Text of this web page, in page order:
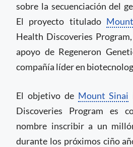
sobre la secuenciación del
El proyecto titulado
Health Discoveries
apoyo de Regeneron
compañía líder en
El objetivo de Mount Sinai
Discoveries Program es
nombre inscribir a un
durante los próximos ciño